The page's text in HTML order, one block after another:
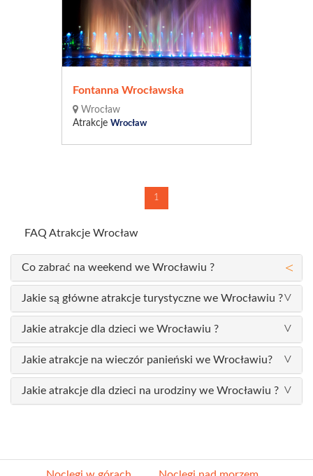
Fontanna Wrocławska
Wrocław
Atrakcje Wrocław
1
FAQ Atrakcje Wrocław
Co zabrać na weekend we Wrocławiu ?
Jakie są główne atrakcje turystyczne we Wrocławiu ?
Jakie atrakcje dla dzieci we Wrocławiu ?
Jakie atrakcje na wieczór panieński we Wrocławiu?
Jakie atrakcje dla dzieci na urodziny we Wrocławiu ?